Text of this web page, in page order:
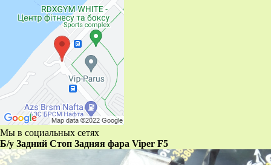
Мы в социальных сетях
Б/у Задний Стоп Задняя фара Viper F5